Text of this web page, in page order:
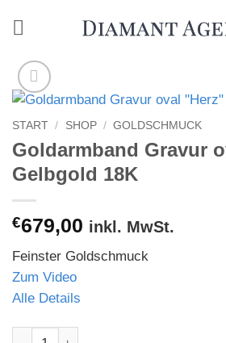
Inhalt
START / SHOP / GOLDSCHMUCK
Goldarmband Gravur
Gelbgold 18K
€679,00 inkl. MwSt.
Feinster Goldschmuck
Zum Video
Alle Details
Goldarmband Gravur oval "Herz"